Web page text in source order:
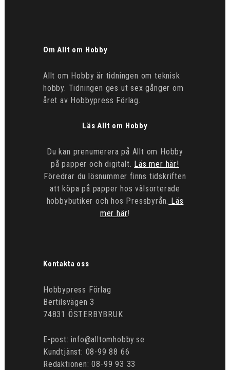
Om Allt om Hobby
Allt om Hobby är tidningen om teknisk
hobby. Tidningen ges ut sex gånger om
året av Hobbypress Förlag.
Läs Allt om Hobby
Du kan prenumerera på Allt om Hobby
på papper och digitalt. Läs mer här!
Föredrar du lösnummer finns tidskriften
att köpa på papper hos välsorterade
hobbybutiker och hos Pressbyrån. Läs
mer här!
Kontakta oss
Hobbypress Förlag
Bertilsvägen 3
74831 ÖSTERBYBRUK
E-post: info@alltomhobby.se
Kundtjänst: 08-99 88 66
Redaktionen: 08-99 93 33